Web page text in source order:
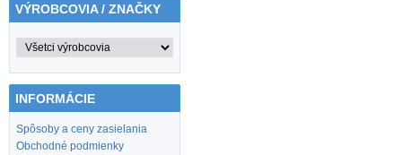
VÝROBCOVIA / ZNAČKY
INFORMÁCIE
Spôsoby a ceny zasielania
Obchodné podmienky